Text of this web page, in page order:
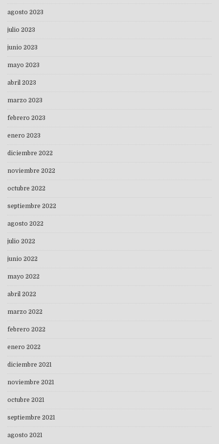
agosto 2023
julio 2023
junio 2023
mayo 2023
abril 2023
marzo 2023
febrero 2023
enero 2023
diciembre 2022
noviembre 2022
octubre 2022
septiembre 2022
agosto 2022
julio 2022
junio 2022
mayo 2022
abril 2022
marzo 2022
febrero 2022
enero 2022
diciembre 2021
noviembre 2021
octubre 2021
septiembre 2021
agosto 2021